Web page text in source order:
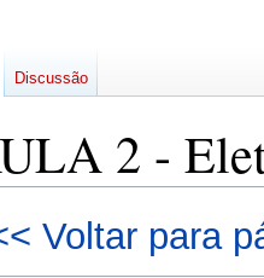
2 -
Voltar para
Discussão